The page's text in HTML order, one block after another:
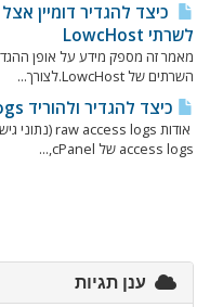
כיצד להגדיר דומיין
לשרתי LowcHost
השרתים של LowcHost.לצורך...
כיצד להגדיר ולהוריד Apache Raw Access Logs ב cPanel
access logs של cPanel,...
ענן תגיות